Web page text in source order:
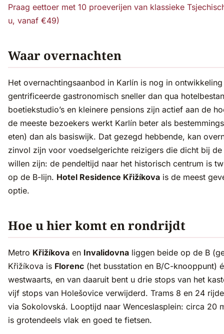
Praag eettoer met 10 proeverijen van klassieke
u, vanaf €49)
Waar overnachten
Het overnachtingsaanbod in Karlín is nog in
gentrificeerde gastronomisch sneller dan qua
boetiekstudio’s en kleinere pensions zijn actief aan de
de meeste bezoekers werkt Karlín beter als
eten) dan als basiswijk. Dat gezegd hebbende, kan
zinvol zijn voor voedselgerichte reizigers die dicht bij de
willen zijn: de pendeltijd naar het historisch centrum is
op de B-lijn. Hotel Residence Křižíkova is de meest
optie.
Hoe u hier komt en rondrijdt
Metro Křižíkova en Invalidovna liggen beide op de B
Křižíkova is Florenc (het busstation en B/C-knooppunt)
westwaarts, en van daaruit bent u drie stops van het
vijf stops van Holešovice verwijderd. Trams 8 en 24
via Sokolovská. Looptijd naar Wenceslasplein: circa 20
is grotendeels vlak en goed te fietsen.